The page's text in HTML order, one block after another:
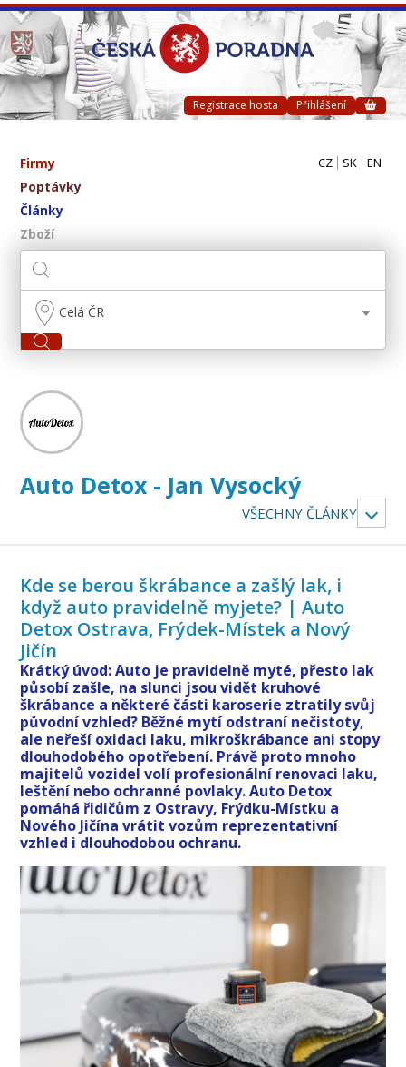
Registrace hosta Přihlášení
Firmy
Poptávky
Články
Zboží
CZ SK EN
Celá ČR
Auto Detox - Jan Vysocký
VŠECHNY ČLÁNKY
Kde se berou škrábance a zašlý lak, i
když auto pravidelně myjete? | Auto
Detox Ostrava, Frýdek-Místek a Nový
Jičín
Krátký úvod: Auto je pravidelně myté, přesto lak
působí zašle, na slunci jsou vidět kruhové
škrábance a některé části karoserie ztratily svůj
původní vzhled? Běžné mytí odstraní nečistoty,
ale neřeší oxidaci laku, mikroškrábance ani stopy
dlouhodobého opotřebení. Právě proto mnoho
majitelů vozidel volí profesionální renovaci laku,
leštění nebo ochranné povlaky. Auto Detox
pomáhá řidičům z Ostravy, Frýdku-Místku a
Nového Jičína vrátit vozům reprezentativní
vzhled i dlouhodobou ochranu.